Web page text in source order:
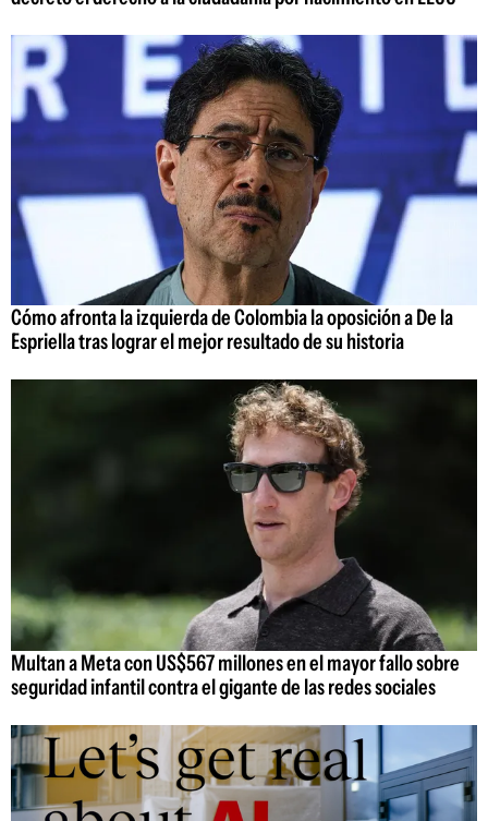
Cómo afronta la izquierda de Colombia la oposición a De la
Espriella tras lograr el mejor resultado de su historia
Multan a Meta con US$567 millones en el mayor fallo sobre
seguridad infantil contra el gigante de las redes sociales